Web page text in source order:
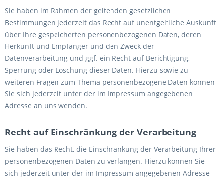
Sie haben im Rahmen der geltenden gesetzlichen
Bestimmungen jederzeit das Recht auf unentgeltliche Auskunft
über Ihre gespeicherten personenbezogenen Daten, deren
Herkunft und Empfänger und den Zweck der
Datenverarbeitung und ggf. ein Recht auf Berichtigung,
Sperrung oder Löschung dieser Daten. Hierzu sowie zu
weiteren Fragen zum Thema personenbezogene Daten können
Sie sich jederzeit unter der im Impressum angegebenen
Adresse an uns wenden.
Recht auf Einschränkung der Verarbeitung
Sie haben das Recht, die Einschränkung der Verarbeitung Ihrer
personenbezogenen Daten zu verlangen. Hierzu können Sie
sich jederzeit unter der im Impressum angegebenen Adresse